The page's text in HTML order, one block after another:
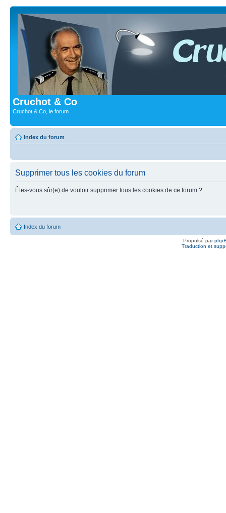
Cruchot & Co
Cruchot & Co, le forum
Index du forum
Supprimer tous les cookies du forum
Êtes-vous sûr(e) de vouloir supprimer tous les cookies de ce forum ?
Index du forum
Propulsé par
Traduction et